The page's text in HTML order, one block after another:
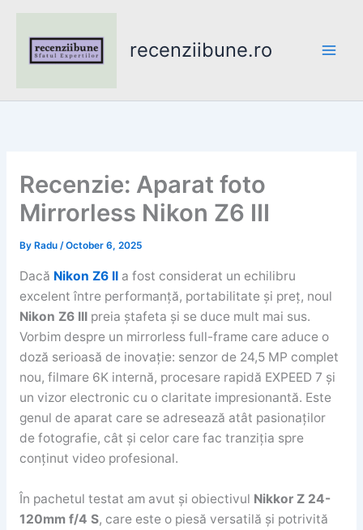
content
recenziibune.ro
Recenzie: Aparat foto
Mirrorless Nikon Z6 III
By Radu /October 6, 2025
Dacă Nikon Z6 IIa fost considerat un echilibru
excelent între performanță, portabilitate și preț, noul
Nikon Z6 IIIpreia ștafeta și se duce mult mai sus.
Vorbim despre un mirrorless full-frame care aduce o
doză serioasă de inovație: senzor de 24,5 MP complet
nou, filmare 6K internă, procesare rapidă EXPEED 7 și
un vizor electronic cu o claritate impresionantă. Este
genul de aparat care se adresează atât pasionaților
de fotografie, cât și celor care fac tranziția spre
conținut video profesional.
În pachetul testat am avut și obiectivul Nikkor Z 24-
120mm f/4 S, care este o piesă versatilă și potrivită